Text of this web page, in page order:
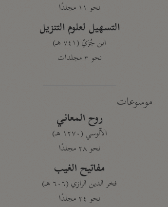
نحو ١١ مجلدًا
التسهيل لعلوم التنزيل
ابن جُزَيّ (٧٤١ هـ)
نحو ٣ مجلدات
موسوعات
روح المعاني
الآلوسي (١٢٧٠ هـ)
نحو ٢٨ مجلدًا
مفاتيح الغيب
فخر الدين الرازي (٦٠٦ هـ)
نحو ٢٤ مجلدًا